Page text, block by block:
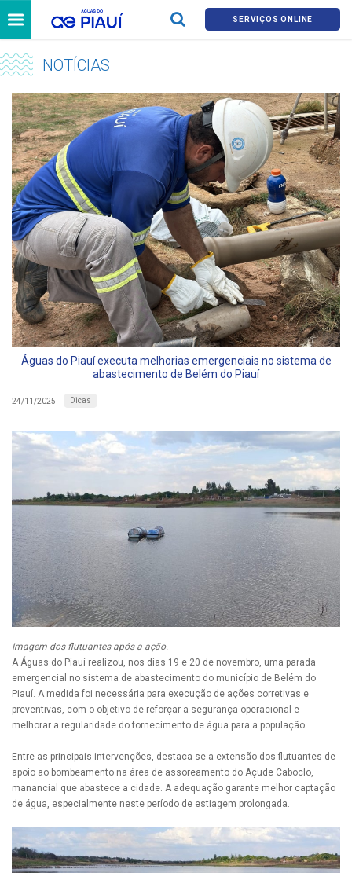
SERVIÇOS ONLINE
NOTÍCIAS
Águas do Piauí executa melhorias emergenciais no sistema de
abastecimento de Belém do Piauí
24/11/2025 Dicas
Imagem dos flutuantes após a ação.
A Águas do Piauí realizou, nos dias 19 e 20 de novembro, uma parada
emergencial no sistema de abastecimento do município de Belém do
Piauí. A medida foi necessária para execução de ações corretivas e
preventivas, com o objetivo de reforçar a segurança operacional e
melhorar a regularidade do fornecimento de água para a população.
Entre as principais intervenções, destaca-se a extensão dos flutuantes de
apoio ao bombeamento na área de assoreamento do Açude Caboclo,
manancial que abastece a cidade. A adequação garante melhor captação
de água, especialmente neste período de estiagem prolongada.